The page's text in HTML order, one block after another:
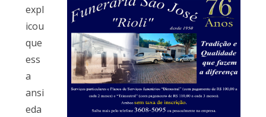
expl
icou
que
ess
a
ansi
eda